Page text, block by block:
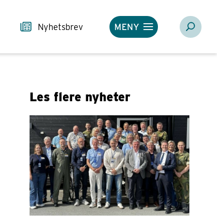
Nyhetsbrev MENY
Les flere nyheter